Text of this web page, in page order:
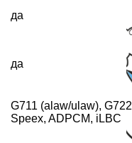
да
да
G711 (alaw/ulaw),
Speex, ADPCM, iLBC